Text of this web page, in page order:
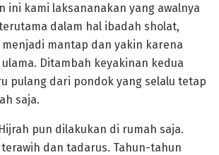
ini kami laksananakan yang awalnya
dalam hal ibadah sholat,
mantap dan yakin karena
Ditambah keyakinan kedua
pulang dari pondok yang selalu tetap
saja.
pun dilakukan di rumah saja.
dan tadarus. Tahun-tahun